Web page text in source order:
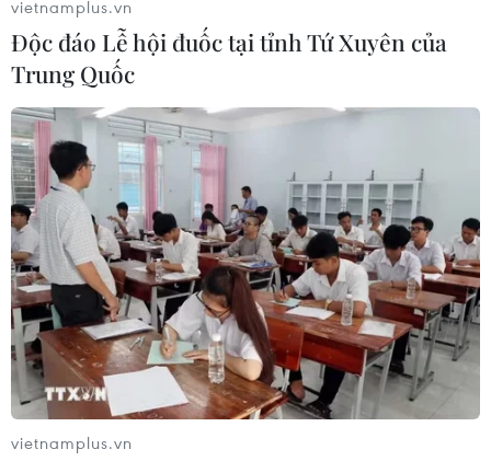
Hoạt hình Pokemon thu hút khán giả cùng
cơn sốt Pokemon Go
22/10/2016 09:39
Lần đầu tiên những bảo bối thần kì và thế giới pokemon
xuất hiện trên màn ảnh rộng qua bộ phim ​"Pokémon The
Movie XY&Z: Volkenion và Magiana" (tựa Việt là Siêu
Máy Móc).
vietnamplus.vn
Độc đáo Lễ hội đuốc tại tỉnh Tứ Xuyên của
Trung Quốc
vietnamplus.vn